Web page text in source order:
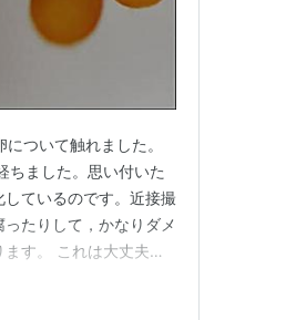
ついて触れました。
ちました。思い付いた
ているのです。近接撮
たりして，かなりダメ
す。 これは大丈夫な
いからだを持ってい